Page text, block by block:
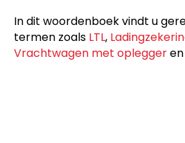
In dit woordenboek vindt u
termen zoals LTL,
Vrachtwagen met opleggeren